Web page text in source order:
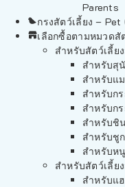
Parents
กรงสัตว์เลี้ยง – Pet
เลือกซื้อตามหมวดสั
สำหรับสัตว์เลี้ย
สำหรับสุ
สำหรับแ
สำหรับก
สำหรับก
สำหรับชิ
สำหรับชู
สำหรับห
สำหรับสัตว์เลี้ย
สำหรับแ